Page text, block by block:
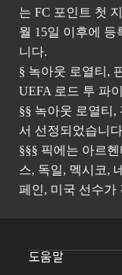
는 FC 포인트 첫
월 15일 이후에 등
니다.
§ 녹아웃 로열티,
UEFA 로드 투 파
§§ 녹아웃 로열티,
서 선정되었습니
§§§ 픽에는 아르
스, 독일, 멕시코,
페인, 미국 선수가
도움말